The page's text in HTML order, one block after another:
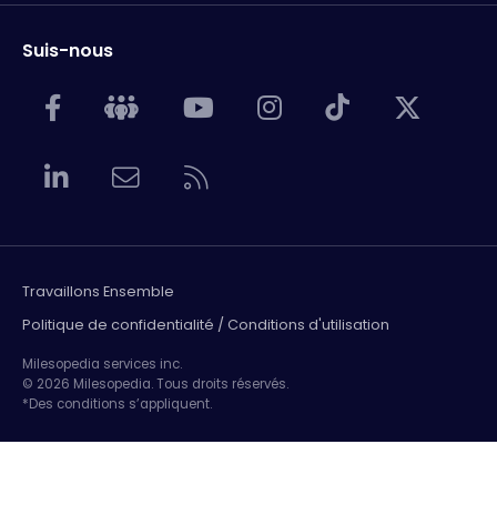
Suis-nous
Travaillons Ensemble
Politique de confidentialité / Conditions d'utilisation
Milesopedia services inc.
© 2026 Milesopedia. Tous droits réservés.
*Des conditions s’appliquent.